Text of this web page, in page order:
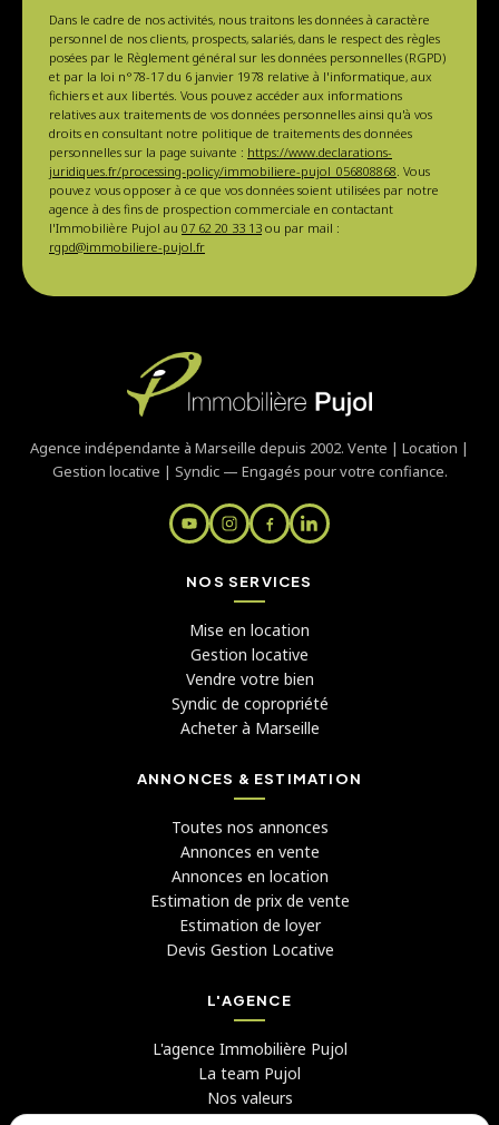
Dans le cadre de nos activités, nous traitons les données à caractère
personnel de nos clients, prospects, salariés, dans le respect des règles
posées par le Règlement général sur les données personnelles (RGPD)
et par la loi n°78-17 du 6 janvier 1978 relative à l'informatique, aux
fichiers et aux libertés. Vous pouvez accéder aux informations
relatives aux traitements de vos données personnelles ainsi qu'à vos
droits en consultant notre politique de traitements des données
personnelles sur la page suivante : https://www.declarations-
juridiques.fr/processing-policy/immobiliere-pujol_056808868. Vous
pouvez vous opposer à ce que vos données soient utilisées par notre
agence à des fins de prospection commerciale en contactant
l'Immobilière Pujol au 07 62 20 33 13 ou par mail :
rgpd@immobiliere-pujol.fr
Agence indépendante à Marseille depuis 2002. Vente | Location |
Gestion locative | Syndic — Engagés pour votre confiance.
NOS SERVICES
Mise en location
Gestion locative
Vendre votre bien
Syndic de copropriété
Acheter à Marseille
ANNONCES & ESTIMATION
Toutes nos annonces
Annonces en vente
Annonces en location
Estimation de prix de vente
Estimation de loyer
Devis Gestion Locative
L'AGENCE
L'agence Immobilière Pujol
La team Pujol
Nos valeurs